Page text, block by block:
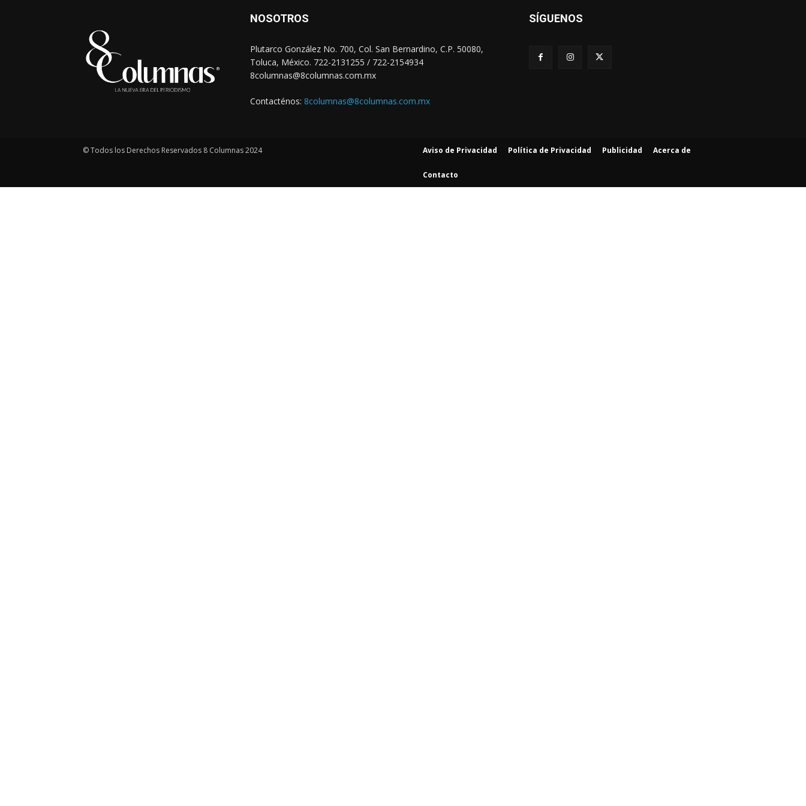
NOSOTROS
Plutarco González No. 700, Col. San Bernardino, C.P. 50080,
Toluca, México. 722-2131255 / 722-2154934
8columnas@8columnas.com.mx
Contacténos: 8columnas@8columnas.com.mx
SÍGUENOS
© Todos los Derechos Reservados 8 Columnas 2024 Aviso de Privacidad Política de Privacidad Publicidad Acerca de
Contacto